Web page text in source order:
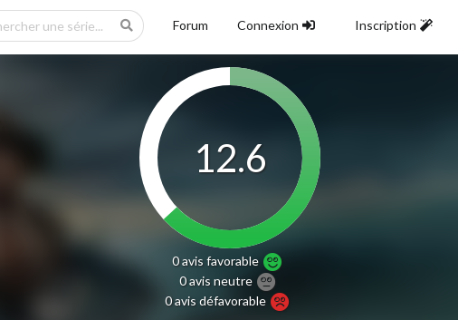
Forum Connexion Inscription
12.6
0 avisfavorable
0 avis neutre
0 avisdéfavorable